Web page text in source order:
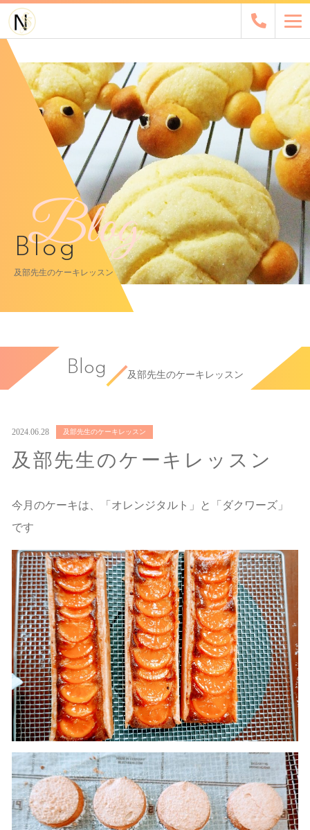
Blog
Blog
及部先生のケーキレッスン
Blog 及部先生のケーキレッスン
2024.06.28 及部先生のケーキレッスン
及部先生のケーキレッスン
今月のケーキは、「オレンジタルト」と「ダクワーズ」
です